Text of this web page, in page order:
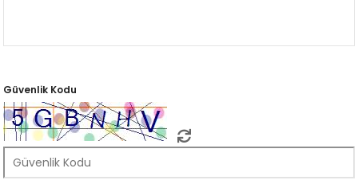
Güvenlik Kodu